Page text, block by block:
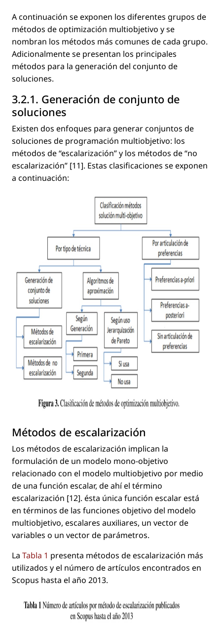
A continuación se exponen los diferentes grupos de
métodos de optimización multiobjetivo y se
nombran los métodos más comunes de cada grupo.
Adicionalmente se presentan los principales
métodos para la generación del conjunto de
soluciones.
3.2.1. Generación de conjunto de
soluciones
Existen dos enfoques para generar conjuntos de
soluciones de programación multiobjetivo: los
métodos de “escalarización” y los métodos de “no
escalarización” [11]. Estas clasiﬁcaciones se exponen
a continuación:
Métodos de escalarización
Los métodos de escalarización implican la
formulación de un modelo mono-objetivo
relacionado con el modelo multiobjetivo por medio
de una función escalar, de ahí el término
escalarización [12]. ésta única función escalar está
en términos de las funciones objetivo del modelo
multiobjetivo, escalares auxiliares, un vector de
variables o un vector de parámetros.
La Tabla 1 presenta métodos de escalarización más
utilizados y el número de artículos encontrados en
Scopus hasta el año 2013.